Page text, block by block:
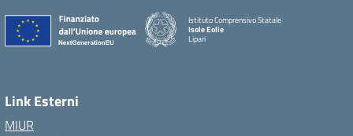
Istituto Comprensivo Statale
Isole Eolie
Lipari
Link Esterni
MIUR